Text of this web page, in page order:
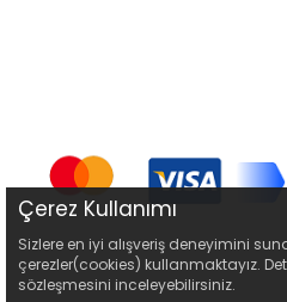
Çerez Kullanımı
Sizlere en iyi alışveriş deneyimini
çerezler(cookies) kullanmaktayız.
sözleşmesini inceleyebilirsiniz.